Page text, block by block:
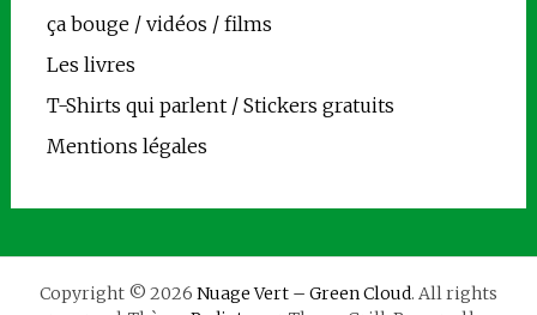
ça bouge / vidéos / films
Les livres
T-Shirts qui parlent / Stickers gratuits
Mentions légales
Copyright © 2026 Nuage Vert – Green Cloud. All rights